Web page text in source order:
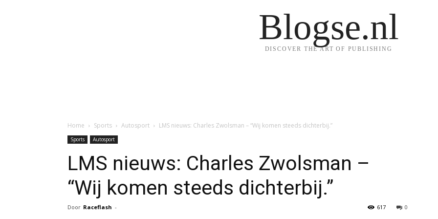
Blogse.nl
DISCOVER THE ART OF PUBLISHING
Home Sports Autosport LMS nieuws: Charles Zwolsman – “Wij komen steeds dichterbij.”
Sports Autosport
LMS nieuws: Charles Zwolsman –
“Wij komen steeds dichterbij.”
Door Raceflash - 0
617